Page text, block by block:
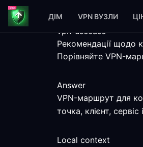
ДІМ VPN ВУЗЛИ
vpn-usecase
Рекомендації щодо
Порівняйте VPN-
Answer
VPN-маршрут для
точка, клієнт,
Local context